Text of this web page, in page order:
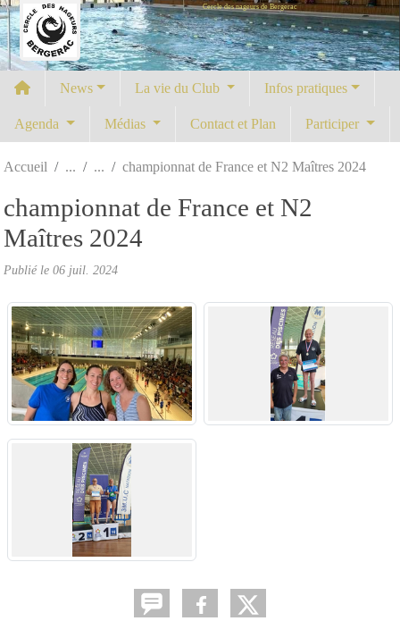
Cercle des nageurs de Bergerac
News La vie du Club Infos pratiques
Agenda Médias Contact et Plan Participer
Accueil championnat de France et N2 Maîtres 2024
championnat de France et N2
Maîtres 2024
Publié le 06 juil. 2024
Panneau de gestion des cookies